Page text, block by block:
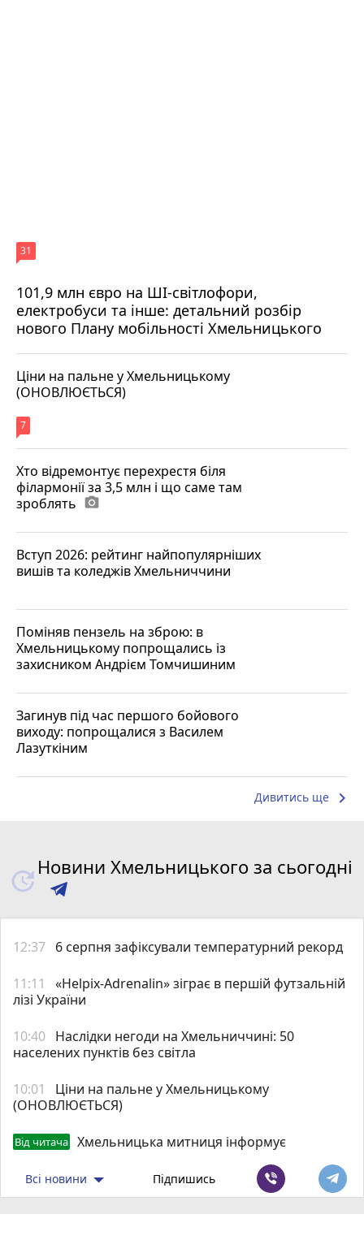
101,9 млн євро на ШІ-світлофори,
електробуси та інше: детальний розбір
нового Плану мобільності Хмельницького
31
Ціни на пальне у Хмельницькому
(ОНОВЛЮЄТЬСЯ)
7
Хто відремонтує перехрестя біля
філармонії за 3,5 млн і що саме там
зроблять photo_camera
Вступ 2026: рейтинг найпопулярніших
вишів та коледжів Хмельниччини
Поміняв пензель на зброю: в
Хмельницькому попрощались із
захисником Андрієм Томчишиним
Загинув під час першого бойового
виходу: попрощалися з Василем
Лазуткіним
Дивитись ще keyboard_arrow_right
Новини Хмельницького за сьогодні
12:37 6 серпня зафіксували температурний рекорд
11:11
«Helpix-Adrenalin» зіграє в першій футзальній
лізі України
10:40 Наслідки негоди на Хмельниччині: 50
населених пунктів без світла
10:01
Ціни на пальне у Хмельницькому
(ОНОВЛЮЄТЬСЯ)
Від читача Хмельницька митниця інформує
Всі новини Підпишись